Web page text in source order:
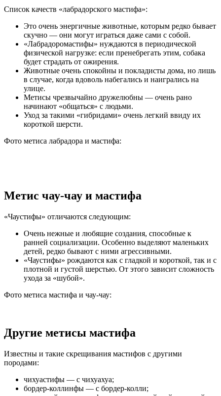
Список качеств «лабрадорского мастифа»:
Это очень энергичные животные, которым редко бывает
скучно — они могут играться даже сами с собой.
«Лабрадоромастифы» нуждаются в периодической
физической нагрузке: если пренебрегать этим, собака
будет страдать от ожирения.
Животные очень спокойны и покладисты дома, но лишь
в случае, когда вдоволь набегались и наигрались на
улице.
Метисы чрезвычайно дружелюбны — очень рано
начинают «общаться» с людьми.
Уход за такими «гибридами» очень легкий ввиду их
короткой шерсти.
Фото метиса лабрадора и мастифа:
Метис чау-чау и мастифа
«Чаустифы» отличаются следующим:
Очень нежные и любящие создания, способные к
ранней социализации. Особенно выделяют маленьких
детей, редко бывают с ними агрессивными.
«Чаустифы» рождаются как с гладкой и короткой, так и с
плотной и густой шерстью. От этого зависит сложность
ухода за «шубой».
Фото метиса мастифа и чау-чау:
Другие метисы мастифа
Известны и такие скрещивания мастифов с другими
породами:
чихуастифы — с чихуахуа;
бордер-коллинфы — с бордер-колли;